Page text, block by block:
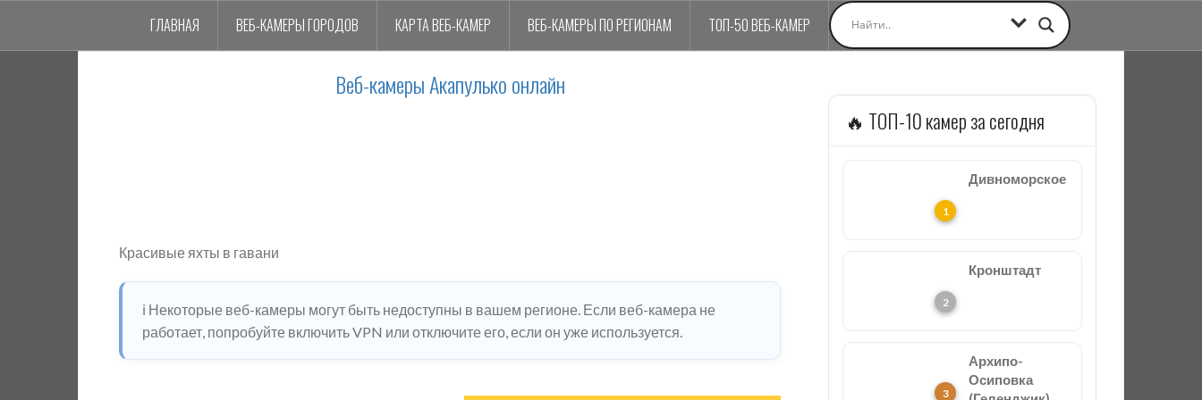
ГЛАВНАЯ ВЕБ-КАМЕРЫ ГОРОДОВ КАРТА ВЕБ-КАМЕР ВЕБ-КАМЕРЫ ПО РЕГИОНАМ ТОП-50 ВЕБ-КАМЕР
Веб-камеры Акапулько онлайн
Красивые яхты в гавани
ℹ️ Некоторые веб-камеры могут быть недоступны в вашем регионе. Если веб-камера не
работает, попробуйте включить VPN или отключите его, если он уже используется.
🔥 ТОП-10 камер за сегодня
Дивноморское
Кронштадт
Архипо-
Осиповка